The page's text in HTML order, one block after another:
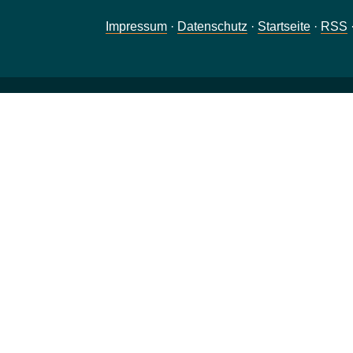
Impressum · Datenschutz · Startseite · RSS ·